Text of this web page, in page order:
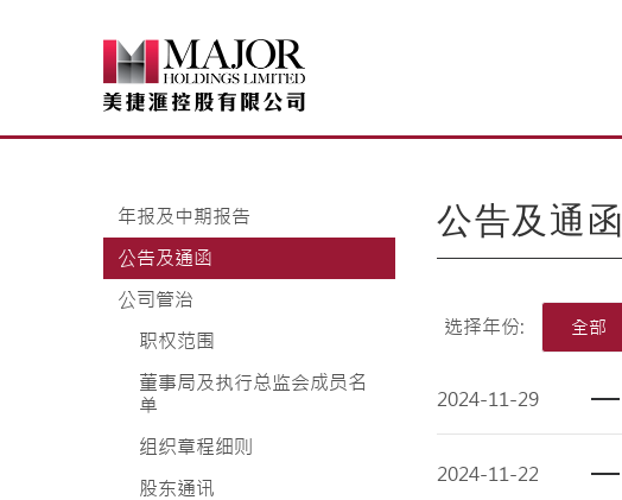
年报及中期报告
公告及通函
公司管治
职权范围
董事局及执行总监会成员名
单
组织章程细则
股东通讯
公告及通函
选择年份:
2024-11-29
2024-11-22